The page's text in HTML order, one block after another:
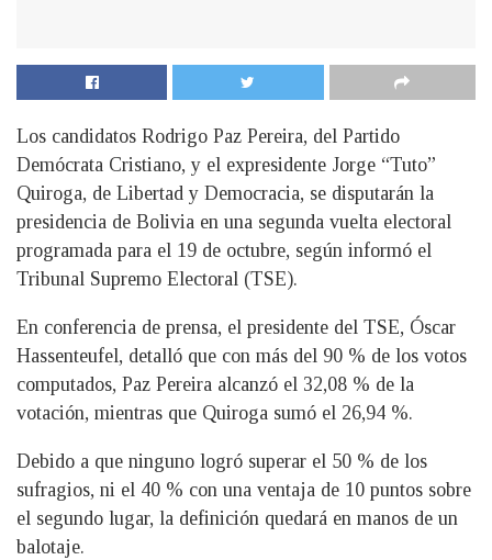
Los candidatos Rodrigo Paz Pereira, del Partido
Demócrata Cristiano, y el expresidente Jorge “Tuto”
Quiroga, de Libertad y Democracia, se disputarán la
presidencia de Bolivia en una segunda vuelta electoral
programada para el 19 de octubre, según informó el
Tribunal Supremo Electoral (TSE).
En conferencia de prensa, el presidente del TSE, Óscar
Hassenteufel, detalló que con más del 90 % de los votos
computados, Paz Pereira alcanzó el 32,08 % de la
votación, mientras que Quiroga sumó el 26,94 %.
Debido a que ninguno logró superar el 50 % de los
sufragios, ni el 40 % con una ventaja de 10 puntos sobre
el segundo lugar, la definición quedará en manos de un
balotaje.